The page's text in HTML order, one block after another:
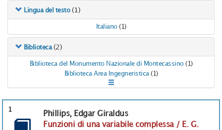
Lingua del testo (1)
Italiano (1)
Biblioteca (2)
Biblioteca del Monumento Nazionale di Montecassino (1)
Biblioteca Area Ingegneristica (1)
1
Phillips, Edgar Giraldus
Funzioni di una variabile complessa / E. G.